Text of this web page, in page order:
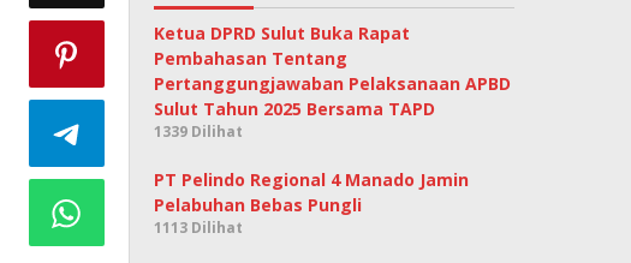
Ketua DPRD Sulut Buka Rapat
Pembahasan Tentang
Pertanggungjawaban Pelaksanaan APBD
Sulut Tahun 2025 Bersama TAPD
1339 Dilihat
PT Pelindo Regional 4 Manado Jamin
Pelabuhan Bebas Pungli
1113 Dilihat